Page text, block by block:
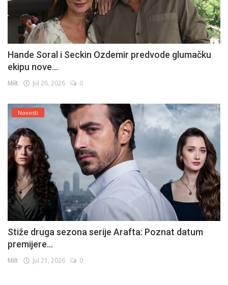
Hande Soral i Seckin Ozdemir predvode glumačku
ekipu nove...
Milt Jul 26, 2026 0
Novosti
Stiže druga sezona serije Arafta: Poznat datum
premijere...
Milt Jul 21, 2026 0